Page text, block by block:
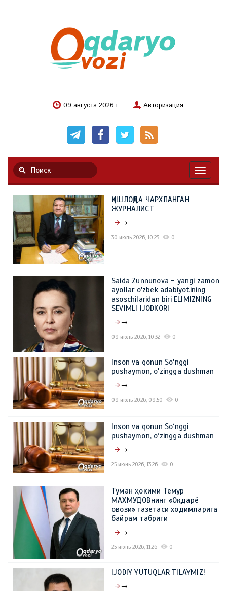
09 августа 2026 г Авторизация
ҚИШЛОҚДА ЧАРХЛАНГАН
ЖУРНАЛИСТ
→
30 июль 2026, 10:23 0
Saida Zunnunova - yangi zamon
ayollar o'zbek adabiyotining
asoschilaridan biri ELIMIZNING
SEVIMLI IJODKORI
→
09 июль 2026, 10:32 0
Inson va qonun So'nggi
pushaymon, o'zingga dushman
→
09 июль 2026, 09:50 0
Inson va qonun So‘nggi
pushaymon, o‘zingga dushman
→
25 июнь 2026, 13:26 0
Туман ҳокими Темур
МАХМУДОВнинг «Оқдарё
овози» газетаси ходимларига
байрам табриги
→
25 июнь 2026, 11:26 0
IJODIY YUTUQLAR TILAYMIZ!
→